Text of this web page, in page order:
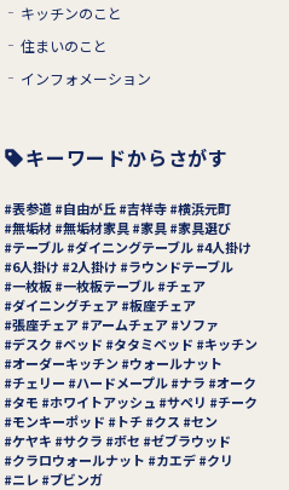
キッチンのこと
住まいのこと
インフォメーション
キーワードからさがす
表参道 自由が丘 吉祥寺 横浜元町
無垢材 無垢材家具 家具
家具選び
テーブル ダイニングテーブル 4人掛け
6人掛け
2人掛け
ラウンドテーブル
一枚板 一枚板テーブル チェア
ダイニングチェア 板座チェア
張座チェア
アームチェア
ソファ
デスク
ベッド タタミベッド
キッチン
オーダーキッチン
ウォールナット
チェリー
ハードメープル ナラ
オーク
タモ
ホワイトアッシュ サペリ
チーク
モンキーポッド
トチ クス
セン
ケヤキ
サクラ ボセ
ゼブラウッド
クラロウォールナット
カエデ
クリ
ニレ
ブビンガ